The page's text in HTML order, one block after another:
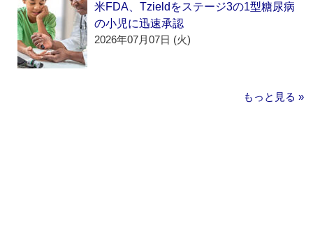
米FDA、Tzieldをステージ3の1型糖尿病
の小児に迅速承認
2026年07月07日 (火)
もっと見る »